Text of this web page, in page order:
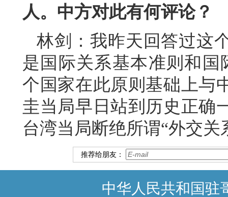
人。中方对此有何评论？
林剑：我昨天回答过这
是国际关系基本准则和国
个国家在此原则基础上与
圭当局早日站到历史正确
台湾当局断绝所谓“外交关
推荐给朋友：
中华人民共和国驻